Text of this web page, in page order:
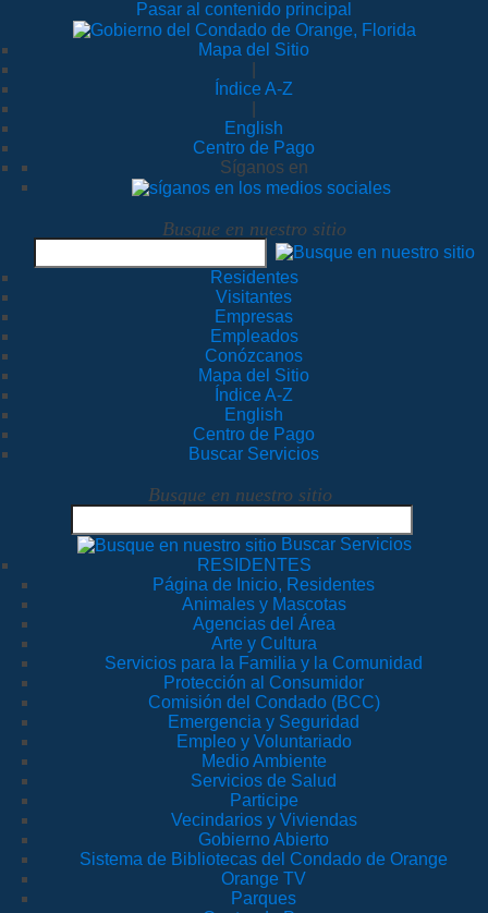
Pasar al contenido principal
Mapa del Sitio
Índice A-Z
English
Centro de Pago
Síganos en
Busque en nuestro sitio
Residentes
Visitantes
Empresas
Empleados
Conózcanos
Mapa del Sitio
Índice A-Z
English
Centro de Pago
Buscar Servicios
Busque en nuestro sitio
Buscar Servicios
RESIDENTES
Página de Inicio, Residentes
Animales y Mascotas
Agencias del Área
Arte y Cultura
Servicios para la Familia y la Comunidad
Protección al Consumidor
Comisión del Condado (BCC)
Emergencia y Seguridad
Empleo y Voluntariado
Medio Ambiente
Servicios de Salud
Participe
Vecindarios y Viviendas
Gobierno Abierto
Sistema de Bibliotecas del Condado de Orange
Orange TV
Parques